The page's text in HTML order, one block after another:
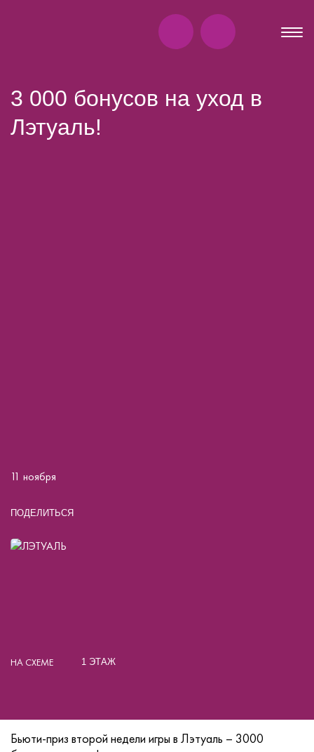
11 ноября
ПОДЕЛИТЬСЯ
НА СХЕМЕ 1 ЭТАЖ
3 000 бонусов на уход в
Лэтуаль!
Бьюти-приз второй недели игры в Лэтуаль – 3000